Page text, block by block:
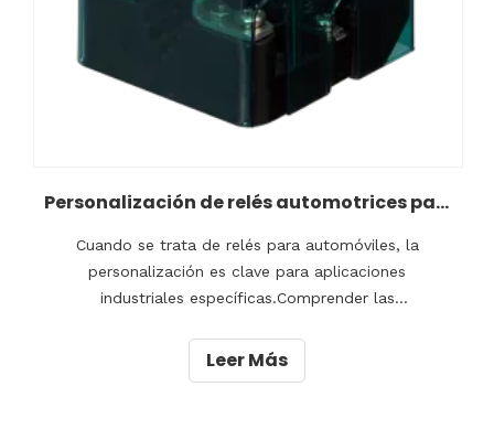
Personalización de relés automotrices para aplicaciones industriales específicas
Cuando se trata de relés para automóviles, la
personalización es clave para aplicaciones
industriales específicas.Comprender las
para personalizarlos de manera efectiva y cumplir
con requisitos específicos.Factores como el voltaje,
Leer Más